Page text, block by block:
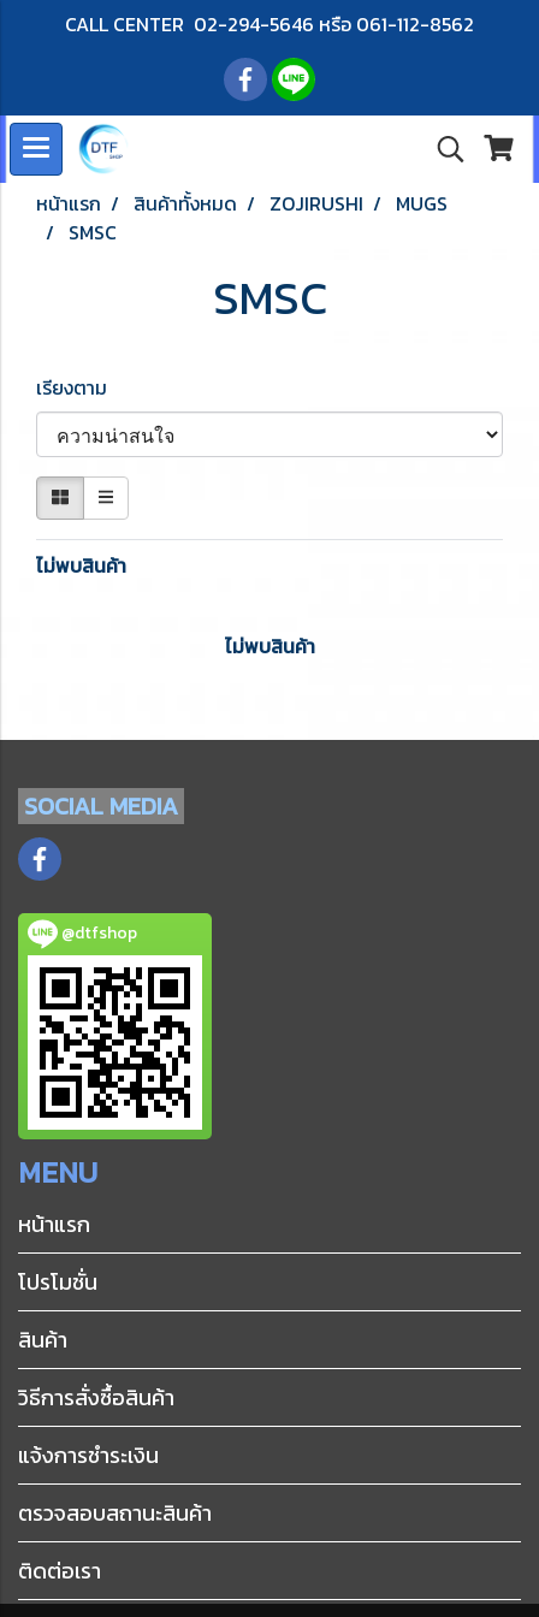
CALL CENTER 02-294-5646 หรือ 061-112-8562
หน้าแรก สินค้าทั้งหมด ZOJIRUSHI
MUGS
SMSC
SMSC
เรียงตาม
ไม่พบสินค้า
ไม่พบสินค้า
SOCIAL MEDIA
@dtfshop
MENU
หน้าแรก
โปรโมชั่น
สินค้า
วิธีการสั่งซื้อสินค้า
แจ้งการชำระเงิน
ตรวจสอบสถานะสินค้า
ติดต่อเรา